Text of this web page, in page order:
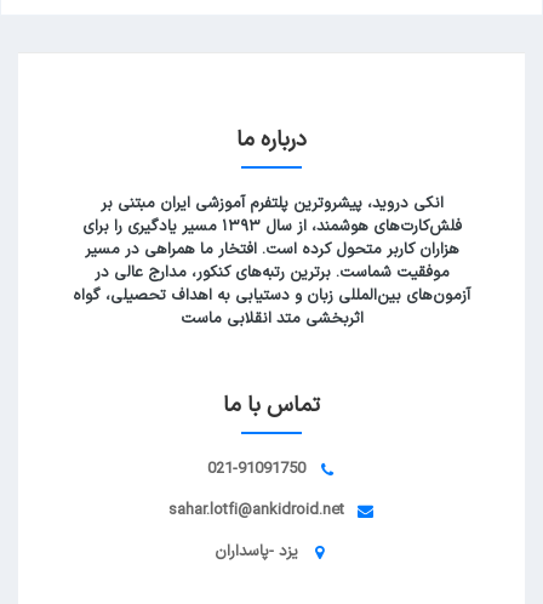
درباره ما
انکی دروید، پیشروترین پلتفرم آموزشی ایران مبتنی بر
فلش‌کارت‌های هوشمند، از سال ۱۳۹۳ مسیر یادگیری را برای
هزاران کاربر متحول کرده است. افتخار ما همراهی در مسیر
موفقیت شماست. برترین رتبه‌های کنکور، مدارج عالی در
آزمون‌های بین‌المللی زبان و دستیابی به اهداف تحصیلی، گواه
اثربخشی متد انقلابی ماست
تماس با ما
021-91091750
sahar.lotfi@ankidroid.net
یزد -پاسداران